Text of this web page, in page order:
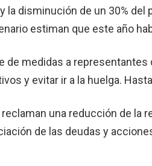
la disminución de un 30%
estiman que este año
de medidas a
y evitar ir a la huelga.
una reducción de la
de las deudas y